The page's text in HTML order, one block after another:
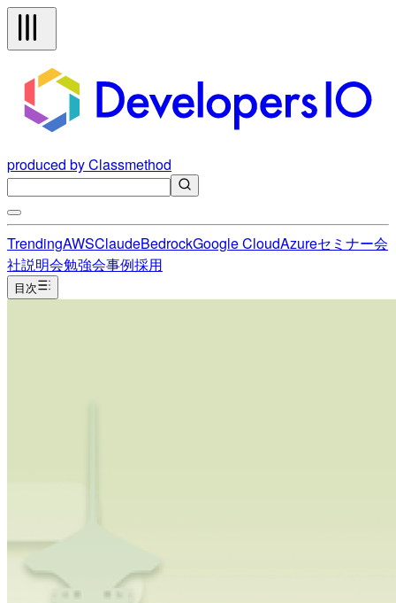
produced by Classmethod
TrendingAWSClaudeBedrockGoogle CloudAzureセミナー会
社説明会勉強会事例採用
目次